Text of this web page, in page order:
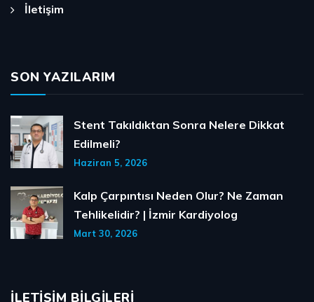
İletişim
SON YAZILARIM
Stent Takıldıktan Sonra Nelere Dikkat
Edilmeli?
Haziran 5, 2026
Kalp Çarpıntısı Neden Olur? Ne Zaman
Tehlikelidir? | İzmir Kardiyolog
Mart 30, 2026
İLETIŞIM BILGILERI